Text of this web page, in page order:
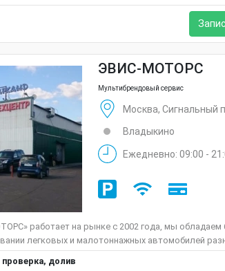
ЭВИС-МОТОРС
Мультибрендовый сервис
Москва, Сигнальный
Владыкино
Ежедневно: 09:00 -
работает на рынке c 2002 года, мы
легковых и малотоннажных автомобилей
долив